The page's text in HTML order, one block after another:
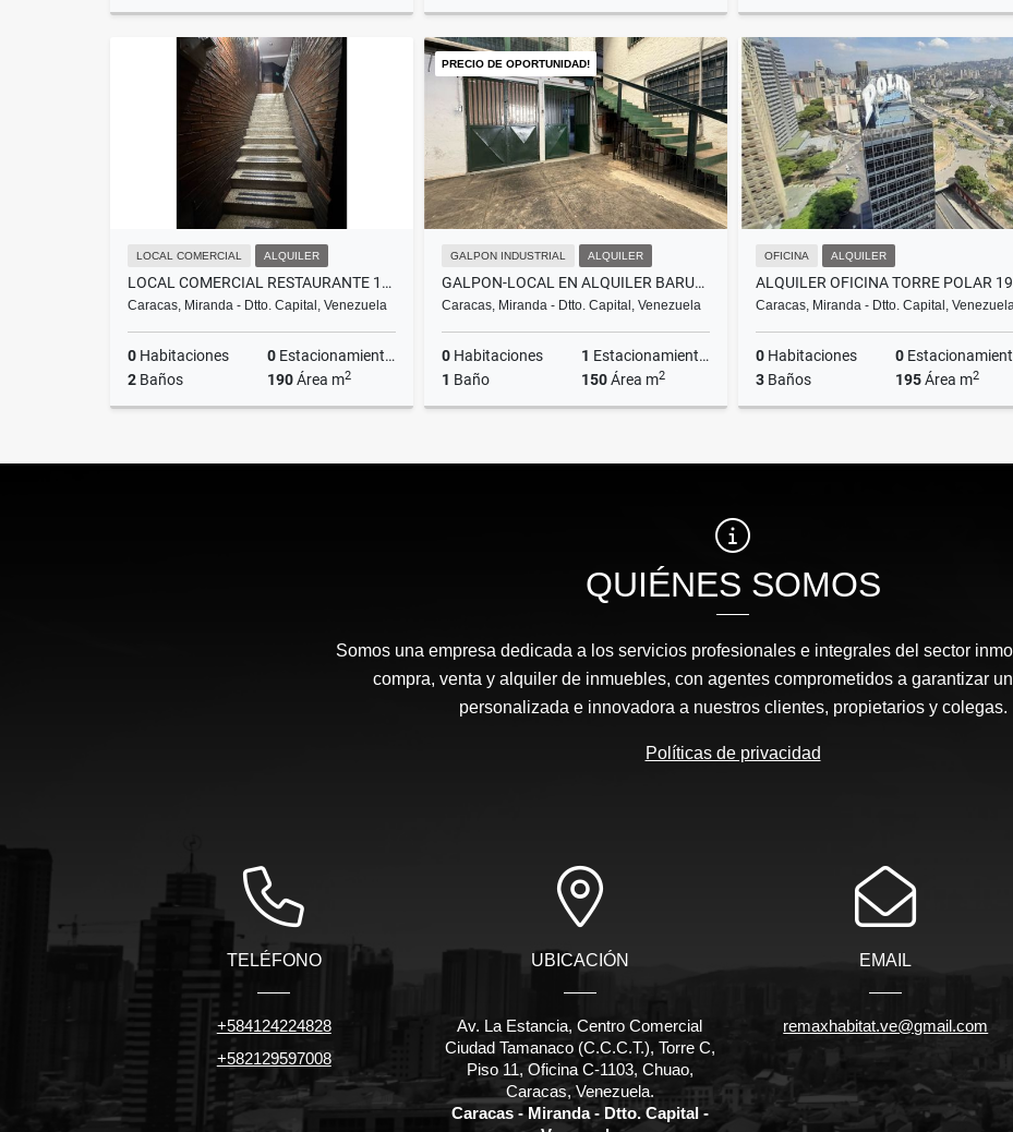
US$40,000
Venta
US$650,000 US$10,000
LOCAL COMERCIAL ALQUILER
LOCAL COMERCIAL RESTAURANTE 190M MEZZANINA EN CHACAO
Caracas, Miranda - Dtto. Capital, Venezuela
0 Habitaciones 0 Estacionamientos
2 Baños 190Área m2
US$1,400
PRECIO DE OPORTUNIDAD!
GALPON INDUSTRIAL ALQUILER
GALPON-LOCAL EN ALQUILER BARUTA 3
Caracas, Miranda - Dtto. Capital, Venezuela
0 Habitaciones 1 Estacionamientos
1 Baño 150Área m2
US$1,200
OFICINA ALQUILER
Caracas, Miranda - Dtto. Capital,
0 Habitaciones 0 Estacionamientos
3 Baños 195Área m2
US$2,340
QUIÉNES SOMOS
Somos una empresa dedicada a los servicios profesionales e integrales del sector
compra, venta y alquiler de inmuebles, con agentes comprometidos a garantizar
personalizada e innovadora a nuestros clientes, propietarios y colegas.
Políticas de privacidad
TELÉFONO
+584124224828
+582129597008
UBICACIÓN
Av. La Estancia, Centro Comercial
Ciudad Tamanaco (C.C.C.T.), Torre C,
Piso 11, Oficina C-1103, Chuao,
Caracas, Venezuela.
Caracas - Miranda - Dtto. Capital -
EMAIL
remaxhabitat.ve@gmail.com